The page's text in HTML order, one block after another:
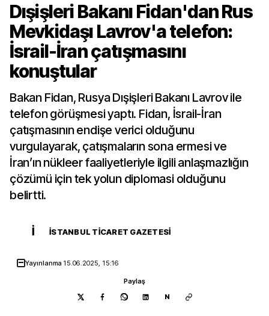
Dışişleri Bakanı Fidan'dan Rus
Mevkidaşı Lavrov'a telefon:
İsrail-İran çatışmasını
konuştular
Bakan Fidan, Rusya Dışişleri Bakanı Lavrov ile
telefon görüşmesi yaptı. Fidan, İsrail-İran
çatışmasının endişe verici olduğunu
vurgulayarak, çatışmaların sona ermesi ve
İran’ın nükleer faaliyetleriyle ilgili anlaşmazlığın
çözümü için tek yolun diplomasi olduğunu
belirtti.
İ İSTANBUL TICARET GAZETESI
Yayınlanma 15.06.2025, 15:16
Paylaş
N